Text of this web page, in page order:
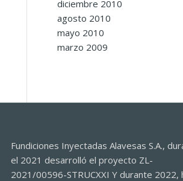
diciembre 2010
agosto 2010
mayo 2010
marzo 2009
Fundiciones Inyectadas Alavesas S.A.,
el 2021 desarrolló el proyecto ZL-
2021/00596-STRUCXXI Y durante 2022,